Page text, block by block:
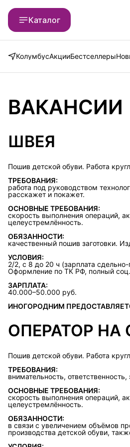
Каталог
КолумбусАкцииБестселлеры
ВАКАНСИИ
ШВЕЯ
Пошив детской обуви. Работа
ТРЕБОВАНИЯ:
работа под руководством
расскажет и покажет.
ОСНОВНЫЕ ТРЕБОВАНИЯ:
скорость выполнения операций,
целеустремлённость.
ОБЯЗАННОСТИ:
качественный пошив заготовки.
УСЛОВИЯ:
2/2, с 8 до 20 ч (зарплата
Оформление по ТК РФ, полный
ЗАРПЛАТА:
40.000–50.000 руб.
ИНОГОРОДНИМ
ОПЕРАТОР
Пошив детской обуви. Работа
ТРЕБОВАНИЯ:
внимательность,
ОСНОВНЫЕ ТРЕБОВАНИЯ:
скорость выполнения операций,
целеустремлённость.
ОБЯЗАННОСТИ:
в связи с увеличением объёмов
производства детской обуви,